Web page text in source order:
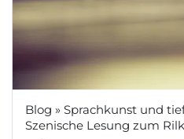
Blog » Sprachkunst und
Szenische Lesung zum